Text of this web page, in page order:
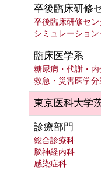
卒後臨床研修
卒後臨床研修セン
シミュレーショ
臨床医学系
糖尿病・代謝・
救急・災害医学分
東京医科大学
診療部門
総合診療科
脳神経内科
感染症科